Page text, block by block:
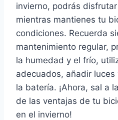
invierno, podrás
mientras mantienes tu
condiciones. Recuerda
mantenimiento regular,
la humedad y el frío,
adecuados, añadir
la batería. ¡Ahora, sal a
de las ventajas de tu
en el invierno!